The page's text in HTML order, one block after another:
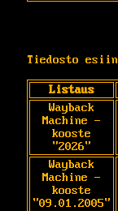
Tiedosto
Listaus
Wayback
Machine -
kooste
"2026"
Wayback
Machine -
kooste
"09.01.2005"